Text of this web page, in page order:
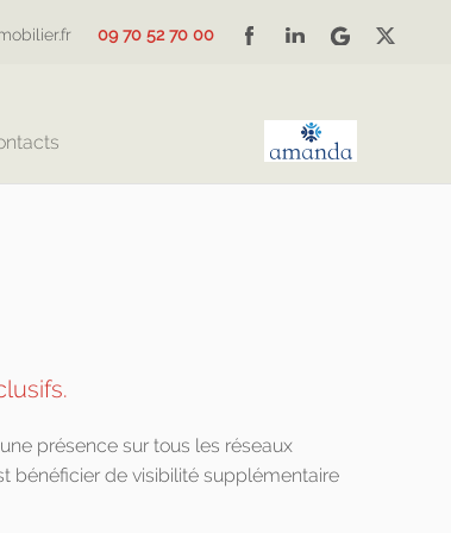
09 70 52 70 00
présence sur tous les réseaux
bénéficier de visibilité supplémentaire